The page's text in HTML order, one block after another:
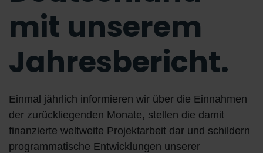
mit unserem
Jahresbericht.
Einmal jährlich informieren wir über die Einnahmen
der zurückliegenden Monate, stellen die damit
finanzierte weltweite Projektarbeit dar und schildern
programmatische Entwicklungen unserer